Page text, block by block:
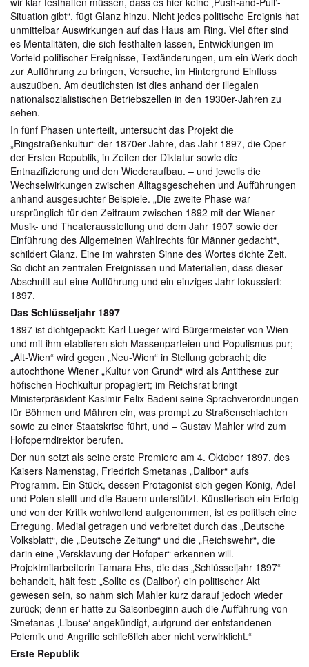
Situation gibt“, fügt Glanz hinzu. Nicht jedes politische Ereignis hat
unmittelbar Auswirkungen auf das Haus am Ring. Viel öfter sind
es Mentalitäten, die sich festhalten lassen, Entwicklungen im
Vorfeld politischer Ereignisse, Textänderungen, um ein Werk doch
zur Aufführung zu bringen, Versuche, im Hintergrund Einfluss
auszuüben. Am deutlichsten ist dies anhand der illegalen
nationalsozialistischen Betriebszellen in den 1930er-Jahren zu
sehen.
In fünf Phasen unterteilt, untersucht das Projekt die
„Ringstraßenkultur“ der 1870er-Jahre, das Jahr 1897, die Oper
der Ersten Republik, in Zeiten der Diktatur sowie die
Entnazifizierung und den Wiederaufbau. – und jeweils die
Wechselwirkungen zwischen Alltagsgeschehen und Aufführungen
anhand ausgesuchter Beispiele. „Die zweite Phase war
ursprünglich für den Zeitraum zwischen 1892 mit der Wiener
Musik- und Theaterausstellung und dem Jahr 1907 sowie der
Einführung des Allgemeinen Wahlrechts für Männer gedacht“,
schildert Glanz. Eine im wahrsten Sinne des Wortes dichte Zeit.
So dicht an zentralen Ereignissen und Materialien, dass dieser
Abschnitt auf eine Aufführung und ein einziges Jahr fokussiert:
1897.
Das Schlüsseljahr 1897
1897 ist dichtgepackt: Karl Lueger wird Bürgermeister von Wien
und mit ihm etablieren sich Massenparteien und Populismus pur;
„Alt-Wien“ wird gegen „Neu-Wien“ in Stellung gebracht; die
autochthone Wiener „Kultur von Grund“ wird als Antithese zur
höfischen Hochkultur propagiert; im Reichsrat bringt
Ministerpräsident Kasimir Felix Badeni seine Sprachverordnungen
für Böhmen und Mähren ein, was prompt zu Straßenschlachten
sowie zu einer Staatskrise führt, und – Gustav Mahler wird zum
Hofoperndirektor berufen.
Der nun setzt als seine erste Premiere am 4. Oktober 1897, des
Kaisers Namenstag, Friedrich Smetanas „Dalibor“ aufs
Programm. Ein Stück, dessen Protagonist sich gegen König, Adel
und Polen stellt und die Bauern unterstützt. Künstlerisch ein Erfolg
und von der Kritik wohlwollend aufgenommen, ist es politisch eine
Erregung. Medial getragen und verbreitet durch das „Deutsche
Volksblatt“, die „Deutsche Zeitung“ und die „Reichswehr“, die
darin eine „Versklavung der Hofoper“ erkennen will.
Projektmitarbeiterin Tamara Ehs, die das „Schlüsseljahr 1897“
behandelt, hält fest: „Sollte es (Dalibor) ein politischer Akt
gewesen sein, so nahm sich Mahler kurz darauf jedoch wieder
zurück; denn er hatte zu Saisonbeginn auch die Aufführung von
Smetanas ‚Libuse‘ angekündigt, aufgrund der entstandenen
Polemik und Angriffe schließlich aber nicht verwirklicht.“
Erste Republik